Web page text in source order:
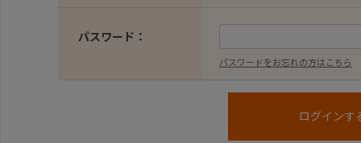
パスワード：
パスワードをお忘れの方はこちら